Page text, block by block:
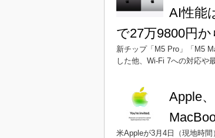
AI性能
で27万9800円か
新チップ「M5 Pro」「M5
した他、Wi-Fi 7への対応や
Apple
米Appleが3月4日（現地時